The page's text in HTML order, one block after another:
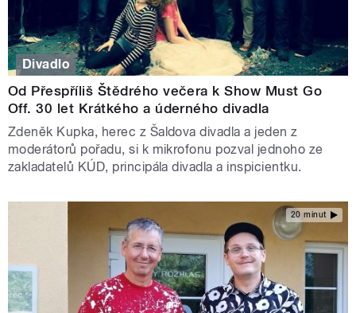
Divadlo
Od Přespříliš Štědrého večera k Show Must Go
Off. 30 let Krátkého a úderného divadla
Zdeněk Kupka, herec z Šaldova divadla a jeden z
moderátorů pořadu, si k mikrofonu pozval jednoho ze
zakladatelů KÚD, principála divadla a inspicientku.
20 minut